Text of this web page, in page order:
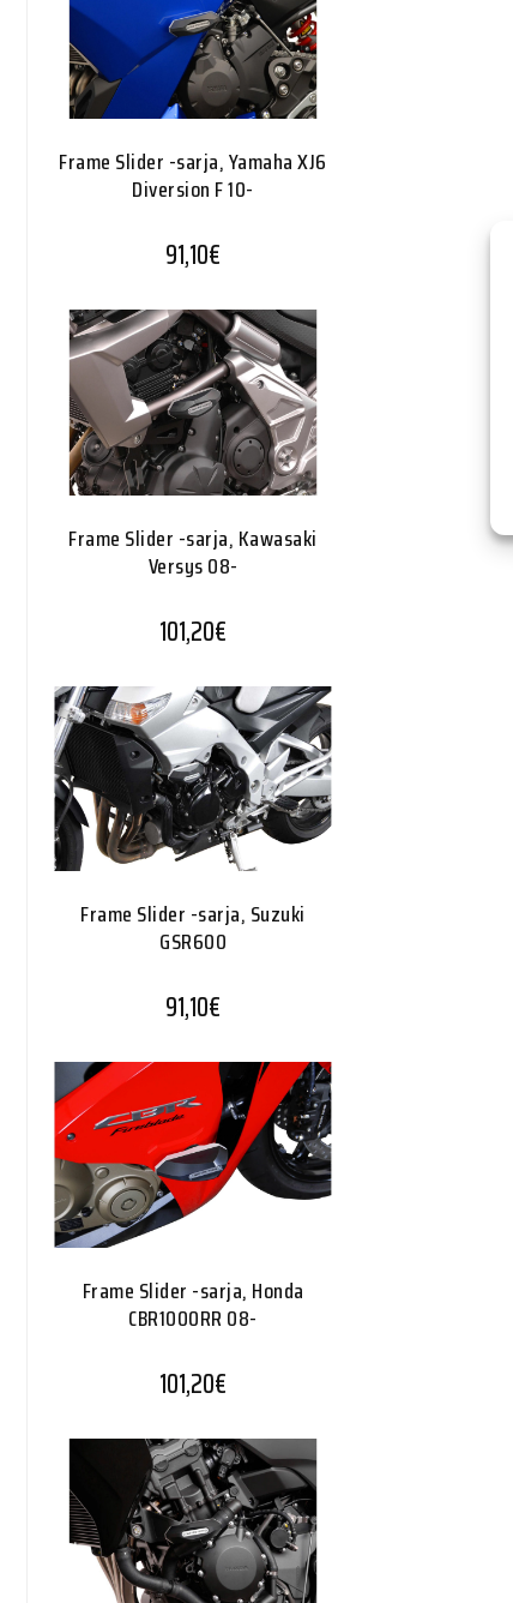
Frame Slider -sarja, Yamaha XJ6
Diversion F 10-
91,10€
Frame Slider -sarja, Kawasaki
Versys 08-
101,20€
Frame Slider -sarja, Suzuki
GSR600
91,10€
Frame Slider -sarja, Honda
CBR1000RR 08-
101,20€